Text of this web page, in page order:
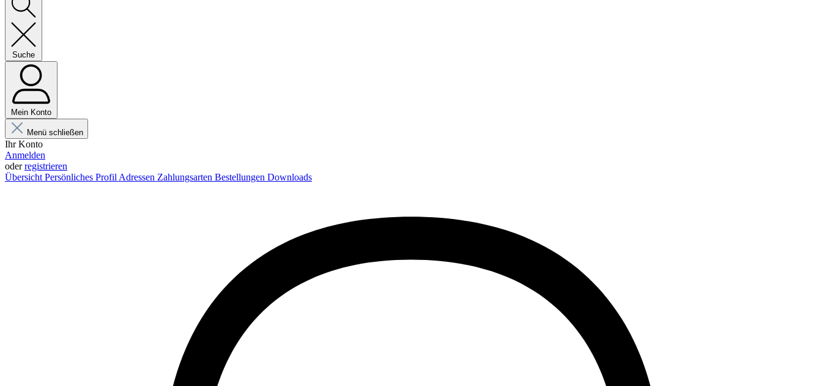
Suche
Mein Konto
Menü schließen
Ihr Konto
Anmelden
oderregistrieren
Übersicht Persönliches Profil Adressen Zahlungsarten Bestellungen Downloads